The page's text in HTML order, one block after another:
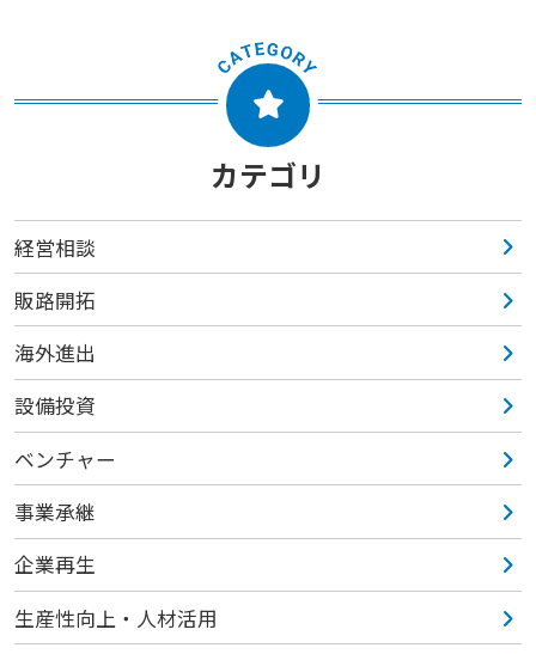
カテゴリ
経営相談
販路開拓
海外進出
設備投資
ベンチャー
事業承継
企業再生
生産性向上・人材活用